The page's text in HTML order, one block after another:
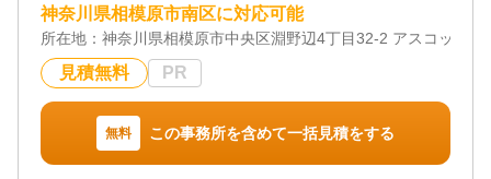
町
対応業務
遺言書 / 遺産分割 / 相続財産調査 / 相続手続き / 銀行
手続き / 戸籍収集 / 相続人調査
対応体制
電話相談可 / 訪問可 / 土日相談可 / 初回相談無料 / 18
神奈川県相模原市南区に対応可能
所在地： 神奈川県相模原市中央区淵野辺4丁目32-2 アスコットア
見積無料 PR
無料 この事務所を含めて一括見積をする